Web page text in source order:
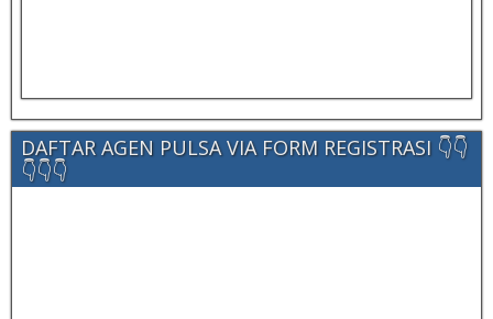
DAFTAR AGEN PULSA VIA FORM REGISTRASI 👇👇
👇👇👇